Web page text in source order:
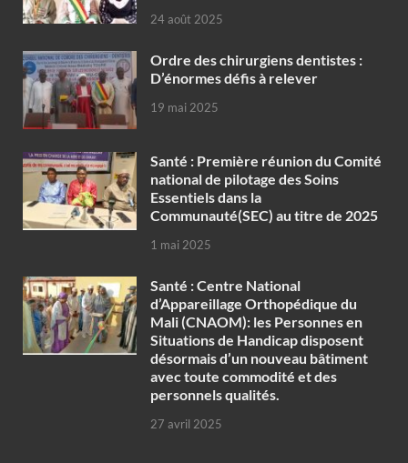
24 août 2025
Ordre des chirurgiens dentistes :
D’énormes défis à relever
19 mai 2025
Santé : Première réunion du Comité
national de pilotage des Soins
Essentiels dans la
Communauté(SEC) au titre de 2025
1 mai 2025
Santé : Centre National
d’Appareillage Orthopédique du
Mali (CNAOM): les Personnes en
Situations de Handicap disposent
désormais d’un nouveau bâtiment
avec toute commodité et des
personnels qualités.
27 avril 2025